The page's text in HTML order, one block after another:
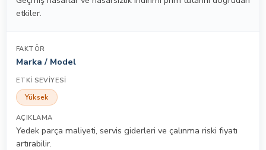
etkiler.
Marka / Model
Yüksek
Yedek parça maliyeti, servis giderleri ve çalınma riski fiyatı
artırabilir.